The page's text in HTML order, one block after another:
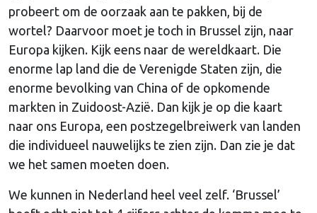
probeert om de oorzaak aan te pakken, bij de
wortel? Daarvoor moet je toch in Brussel zijn, naar
Europa kijken. Kijk eens naar de wereldkaart. Die
enorme lap land die de Verenigde Staten zijn, die
enorme bevolking van China of de opkomende
markten in Zuidoost-Azië. Dan kijk je op die kaart
naar ons Europa, een postzegelbreiwerk van landen
die individueel nauwelijks te zien zijn. Dan zie je dat
we het samen moeten doen.
We kunnen in Nederland heel veel zelf. ‘Brussel’